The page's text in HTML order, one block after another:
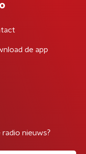
de app
nieuws?